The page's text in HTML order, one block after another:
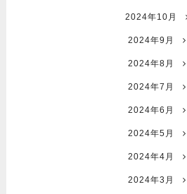
2024年10月
2024年9月
2024年8月
2024年7月
2024年6月
2024年5月
2024年4月
2024年3月